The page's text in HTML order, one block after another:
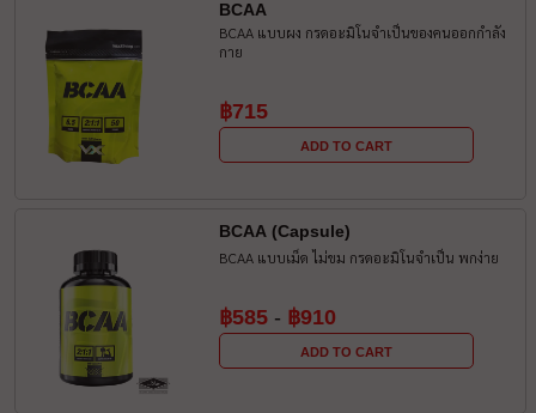
BCAA
BCAA แบบผง กรดอะมิโนจำเป็นของคนออกกำลัง
กาย
฿715
ADD TO CART
BCAA (Capsule)
BCAA แบบเม็ด ไม่ขม กรดอะมิโนจำเป็น พกง่าย
฿585 - ฿910
ADD TO CART